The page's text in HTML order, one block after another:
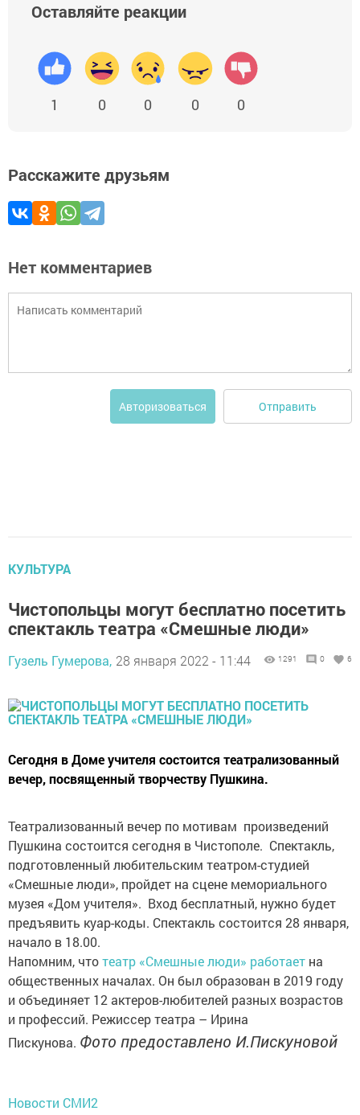
Оставляйте реакции
1 0 0 0 0
Расскажите друзьям
Нет комментариев
Авторизоваться Отправить
КУЛЬТУРА
Чистопольцы могут бесплатно посетить
спектакль театра «Смешные люди»
Гузель Гумерова, 28 января 2022 - 11:44 1291 0 6
Сегодня в Доме учителя состоится театрализованный
вечер, посвященный творчеству Пушкина.
Театрализованный вечер по мотивам произведений
Пушкина состоится сегодня в Чистополе. Спектакль,
подготовленный любительским театром-студией
«Смешные люди», пройдет на сцене мемориального
музея «Дом учителя». Вход бесплатный, нужно будет
предъявить куар-коды. Спектакль состоится 28 января,
начало в 18.00.
Напомним, чтотеатр «Смешные люди» работает на
общественных началах. Он был образован в 2019 году
и объединяет 12 актеров-любителей разных возрастов
и профессий. Режиссер театра – Ирина
Пискунова. Фото предоставлено И.Пискуновой
Новости СМИ2